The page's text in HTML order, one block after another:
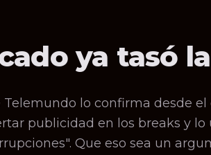
ya tasó
Telemundo lo confirma desde el
publicidad en los breaks y
Que eso sea un